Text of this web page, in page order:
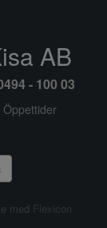
AB
- 100 03
Öppettider
med Flexicon